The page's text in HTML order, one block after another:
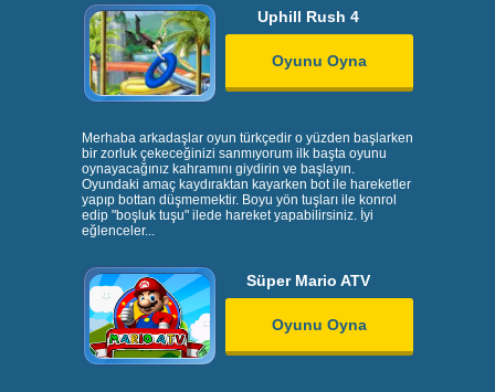
Uphill Rush 4
Oyunu Oyna
Merhaba arkadaşlar oyun türkçedir o yüzden başlarken
bir zorluk çekeceğinizi sanmıyorum ilk başta oyunu
oynayacağınız kahramını giydirin ve başlayın.
Oyundaki amaç kaydıraktan kayarken bot ile hareketler
yapıp bottan düşmemektir. Boyu yön tuşları ile konrol
edip "boşluk tuşu" ilede hareket yapabilirsiniz. İyi
eğlenceler...
Süper Mario ATV
Oyunu Oyna